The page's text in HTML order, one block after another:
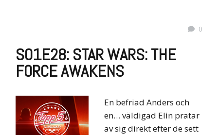
0
S01E28: STAR WARS: THE
FORCE AWAKENS
En befriad Anders och
en… väldigad Elin pratar
av sig direkt efter de sett